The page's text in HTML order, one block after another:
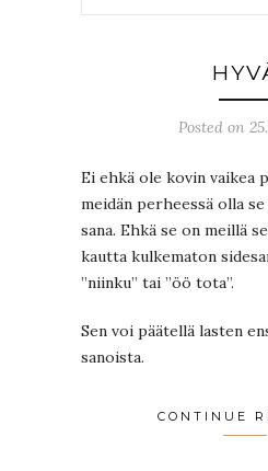
Posted on
Ei ehkä ole kovin vaikea
meidän perheessä olla
sana. Ehkä se on meillä
kautta kulkematon
”niinku” tai ”öö tota”.
Sen voi päätellä lasten
sanoista.
CONTINUE